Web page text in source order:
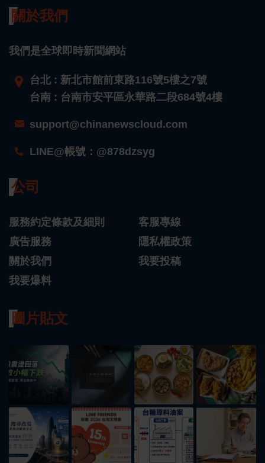
關於我們
我們是全球即時新聞網站
台北 : 新北市館前東路116號5樓之7號
台南 : 台南市安平區永華路二段684號4樓
support@chinanewscloud.com
LINE@帳號：@878dzsyg
公司
服務約定條款及細則
客服專線
廣告服務
隱私權政策
關於我們
我要投稿
我要爆料
圖片貼文